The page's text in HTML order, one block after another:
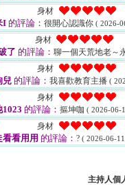
身材
I 的評論： 很開心認識你 ( 2026-
身材
了 的評論： 聊一個天荒地老～
身材
兒 的評論： 我喜歡教育主播 (
身材
1023 的評論： 摳坤咖 ( 2026-06-
身材
看看用用 的評論： ? ( 2026-06-
主持人個